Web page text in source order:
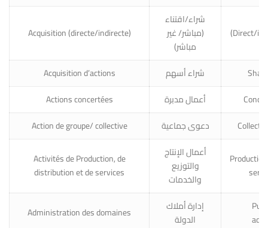
Acquisition (directe/indirecte)
شراء/اقتناء
(مباشر/ غير
مباشر)
(Direct/
Acquisition d’actions شراء أسهم
Actions concertées
أعمال مدبرة
Action de groupe/ collective
دعوى جماعية
Activités de Production, de
distribution et de services
أعمال الإنتاج
والتوزيع
والخدمات
Administration des domaines
إدارة أملاك
الدولة